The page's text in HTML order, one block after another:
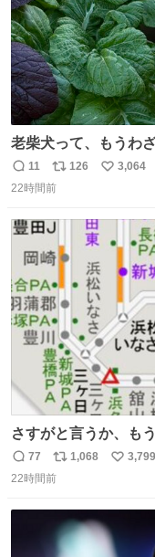
老柴犬って、もうわ
はまりにいくじゃな
い主の間にはまって
返
信
11
リ
ポ
ト
数
126
い
3,064
22時間前
さすがと言うか、も
返
信
77
リ
ポ
ト
数
1,068
い
3,799
22時間前